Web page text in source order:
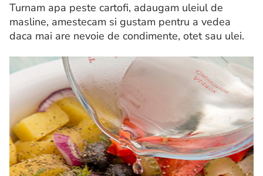
Turnam apa peste cartofi, adaugam uleiul de
masline, amestecam si gustam pentru a vedea
daca mai are nevoie de condimente, otet sau ulei.